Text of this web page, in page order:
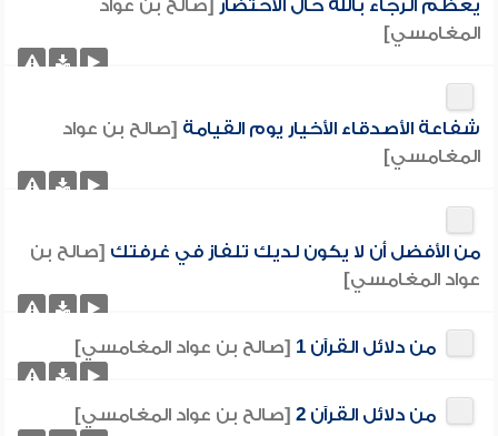
يعظم الرجاء بالله حال الاحتضار [صالح بن عواد
المغامسي]
شفاعة الأصدقاء الأخيار يوم القيامة [صالح بن عواد
المغامسي]
من الأفضل أن لا يكون لديك تلفاز في غرفتك [صالح بن
عواد المغامسي]
من دلائل القرآن 1 [صالح بن عواد المغامسي]
من دلائل القرآن 2 [صالح بن عواد المغامسي]